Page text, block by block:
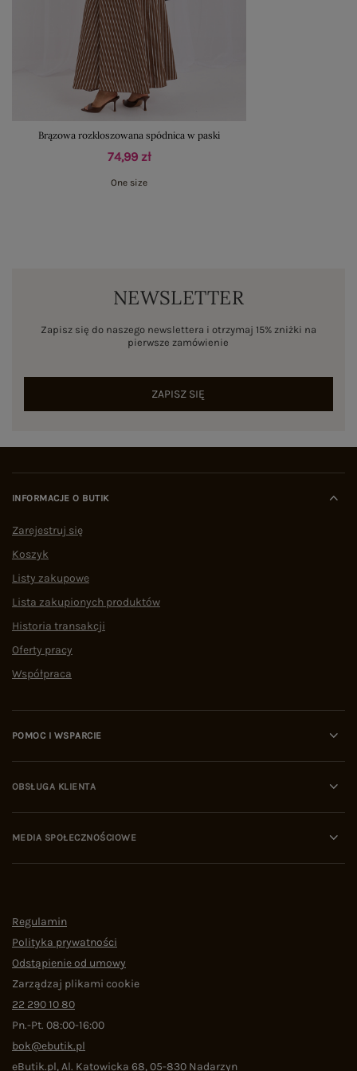
Brązowa rozkloszowana spódnica w paski
74,99 zł
One size
NEWSLETTER
Zapisz się do naszego newslettera i otrzymaj 15% zniżki na
pierwsze zamówienie
ZAPISZ SIĘ
INFORMACJE O BUTIK
Zarejestruj się
Koszyk
Listy zakupowe
Lista zakupionych produktów
Historia transakcji
Oferty pracy
Współpraca
POMOC I WSPARCIE
OBSŁUGA KLIENTA
MEDIA SPOŁECZNOŚCIOWE
Regulamin
Polityka prywatności
Odstąpienie od umowy
Zarządzaj plikami cookie
22 290 10 80
Pn.-Pt. 08:00-16:00
bok@ebutik.pl
eButik.pl,Al. Katowicka 68,05-830 Nadarzyn